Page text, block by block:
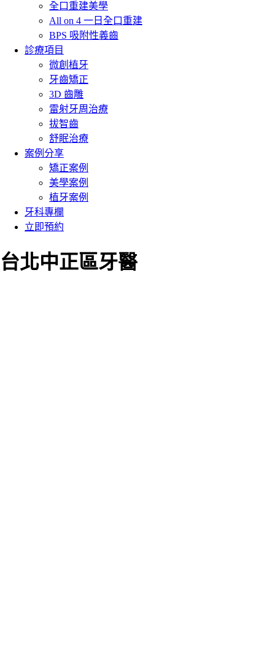
全口重建美學
All on 4 一日全口重建
BPS 吸附性義齒
診療項目
微創植牙
牙齒矯正
3D 齒雕
雷射牙周治療
拔智齒
舒眠治療
案例分享
矯正案例
美學案例
植牙案例
牙科專欄
立即預約
台北中正區牙醫